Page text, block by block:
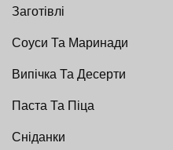
Заготівлі
Соуси Та Маринади
Випічка Та Десерти
Паста Та Піца
Сніданки